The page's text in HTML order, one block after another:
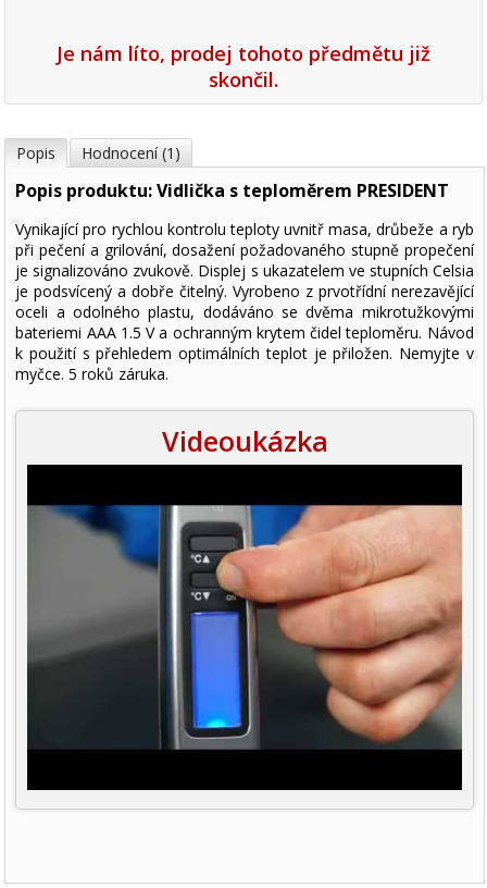
Je nám líto, prodej tohoto předmětu již
skončil.
Popis Hodnocení (1)
Popis produktu: Vidlička s teploměrem PRESIDENT
Vynikající pro rychlou kontrolu teploty uvnitř masa, drůbeže a ryb
při pečení a grilování, dosažení požadovaného stupně propečení
je signalizováno zvukově. Displej s ukazatelem ve stupních Celsia
je podsvícený a dobře čitelný. Vyrobeno z prvotřídní nerezavějící
oceli a odolného plastu, dodáváno se dvěma mikrotužkovými
bateriemi AAA 1.5 V a ochranným krytem čidel teploměru. Návod
k použití s přehledem optimálních teplot je přiložen. Nemyjte v
myčce. 5 roků záruka.
Videoukázka